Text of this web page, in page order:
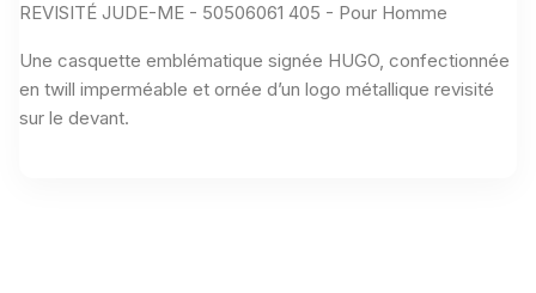
REVISITÉ JUDE-ME - 50506061 405 - Pour Homme
Une casquette emblématique signée HUGO, confectionnée
en twill imperméable et ornée d’un logo métallique revisité
sur le devant.